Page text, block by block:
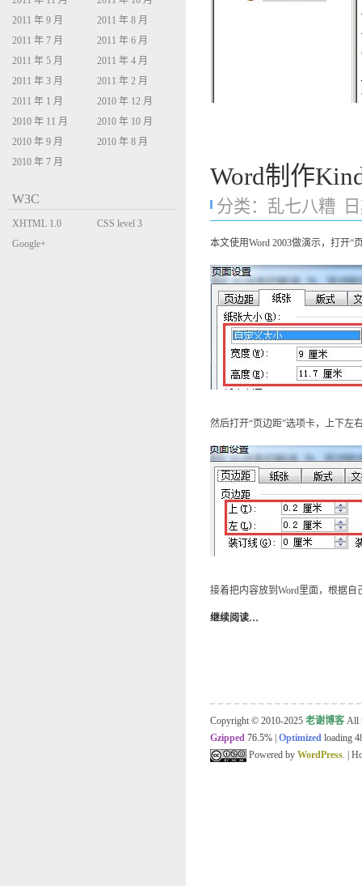
Word制作
分类： 乱七八糟
本文使用Word 2003做演示，打开“
然后打开“页边距”选项卡，上下左
接着把内容放到Word里面，根据
继续阅读…
2011 年 9 月
2011 年 8 月
2011 年 7 月
2011 年 6 月
2011 年 5 月
2011 年 4 月
2011 年 3 月
2011 年 2 月
2011 年 1 月
2010 年 12 月
2010 年 11 月
2010 年 10 月
2010 年 9 月
2010 年 8 月
2010 年 7 月
W3C
XHTML 1.0
Transitional
CSS level 3
Google+
Copyright © 2010-2025 老谢博客 All
Gzipped 76.5% Optimized loading
Powered by WordPress. |